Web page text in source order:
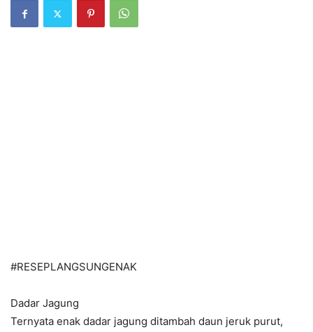
#RESEPLANGSUNGENAK
Dadar Jagung
Ternyata enak dadar jagung ditambah daun jeruk purut,